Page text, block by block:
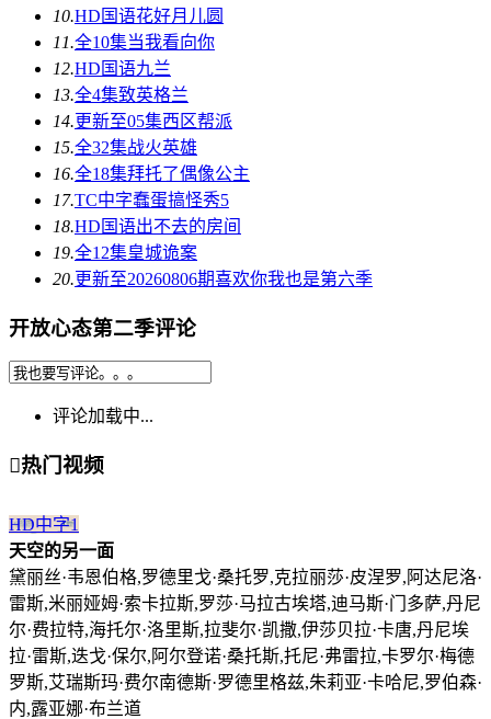
10.HD国语花好月儿圆
11.全10集当我看向你
12.HD国语九兰
13.全4集致英格兰
14.更新至05集西区帮派
15.全32集战火英雄
16.全18集拜托了偶像公主
17.TC中字蠢蛋搞怪秀5
18.HD国语出不去的房间
19.全12集皇城诡案
20.更新至20260806期喜欢你我也是第六季
开放心态第二季评论
评论加载中...
热门视频
HD中字1
天空的另一面
黛丽丝·韦恩伯格,罗德里戈·桑托罗,克拉丽莎·皮涅罗,阿达尼洛·
雷斯,米丽娅姆·索卡拉斯,罗莎·马拉古埃塔,迪马斯·门多萨,丹尼
尔·费拉特,海托尔·洛里斯,拉斐尔·凯撒,伊莎贝拉·卡唐,丹尼埃
拉·雷斯,迭戈·保尔,阿尔登诺·桑托斯,托尼·弗雷拉,卡罗尔·梅德
罗斯,艾瑞斯玛·费尔南德斯·罗德里格兹,朱莉亚·卡哈尼,罗伯森·
内,露亚娜·布兰道